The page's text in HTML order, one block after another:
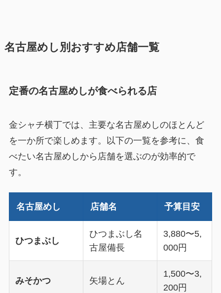
名古屋めし別おすすめ店舗一覧
定番の名古屋めしが食べられる店
金シャチ横丁では、主要な名古屋めしのほとんど
を一か所で楽しめます。以下の一覧を参考に、食
べたい名古屋めしから店舗を選ぶのが効率的で
す。
名古屋めし 店舗名 予算目安
ひつまぶし
ひつまぶし名
古屋備長
3,880〜5,
000円
みそかつ 矢場とん
1,500〜3,
200円